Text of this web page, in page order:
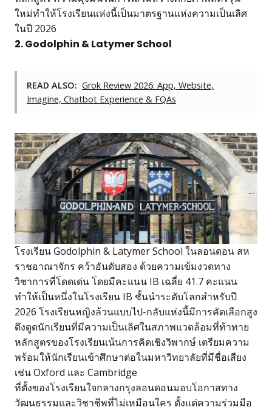
ใหม่ทำให้โรงเรียนแห่งนี้เป็นมาตรฐานแห่งความเป็นเลิศ
ในปี 2026
2. Godolphin & Latymer School
READ ALSO: Grok Review 2026: App, Website,
Imagine, Chatbot Experience & FQAs
โรงเรียน Godolphin & Latymer School ในลอนดอน สห
ราชอาณาจักร คว้าอันดับสอง ด้วยความเข้มงวดทาง
วิชาการที่โดดเด่น โดยมีคะแนน IB เฉลี่ย 41.7 คะแนน
ทำให้เป็นหนึ่งในโรงเรียน IB ชั้นนำระดับโลกสำหรับปี
2026 โรงเรียนหญิงล้วนแบบไป-กลับแห่งนี้มีการคัดเลือกสูง
ดึงดูดนักเรียนที่มีความเป็นเลิศในสภาพแวดล้อมที่ท้าทาย
หลักสูตรของโรงเรียนเน้นการคิดเชิงวิพากษ์ เตรียมความ
พร้อมให้นักเรียนเข้าศึกษาต่อในมหาวิทยาลัยที่มีชื่อเสียง
เช่น Oxford และ Cambridge
ที่ตั้งของโรงเรียนใจกลางกรุงลอนดอนมอบโอกาสทาง
วัฒนธรรมและวิชาชีพที่ไม่เหมือนใคร ตั้งแต่ความร่วมมือ